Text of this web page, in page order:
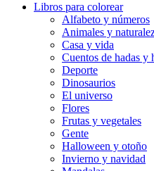
Libros para colorear
Alfabeto y números
Animales y
Casa y vida
Cuentos de hadas y
Deporte
Dinosaurios
El universo
Flores
Frutas y vegetales
Gente
Halloween y otoño
Invierno y navidad